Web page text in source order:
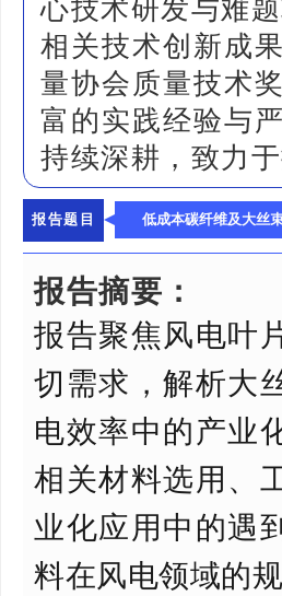
心技术研发与难
相关技术创新成
量协会质量技术
富的实践经验与
持续深耕，致力
报告题目 低成本碳纤维及大丝
报告摘要：
报告聚焦风电叶
切需求，解析大
电效率中的产业
相关材料选用、
业化应用中的遇
料在风电领域的